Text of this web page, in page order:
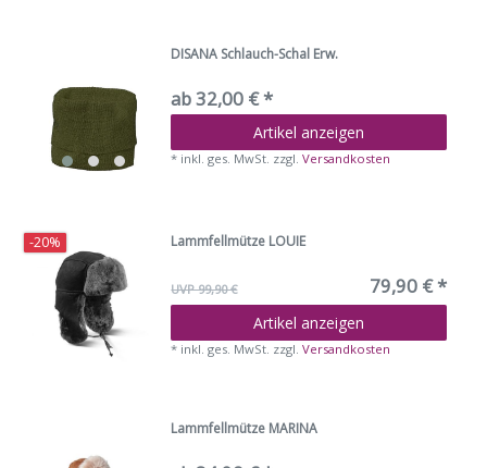
DISANA Schlauch-Schal Erw.
ab 32,00 € *
Artikel anzeigen
* inkl. ges. MwSt. zzgl.Versandkosten
-20% Lammfellmütze LOUIE
UVP 99,90 € 79,90 € *
Artikel anzeigen
* inkl. ges. MwSt. zzgl.Versandkosten
Lammfellmütze MARINA